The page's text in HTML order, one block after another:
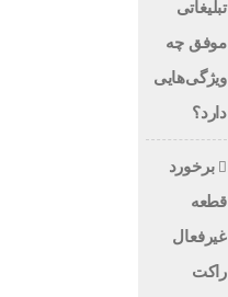
تبلیغاتی
موفق چه
ویژگی‌هایی
دارد؟
برخورد
قطعه
غیرفعال
راکت